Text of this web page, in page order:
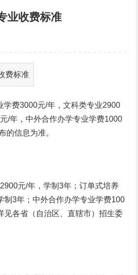
业收费标准
学费3000元/年，文科类专业2900
/年，中外合作办学专业学费1000
的信息为准。
元/年，学制3年；订单式培养
制3年；中外合作办学专业学费100
见各省（自治区、直辖市）招生委